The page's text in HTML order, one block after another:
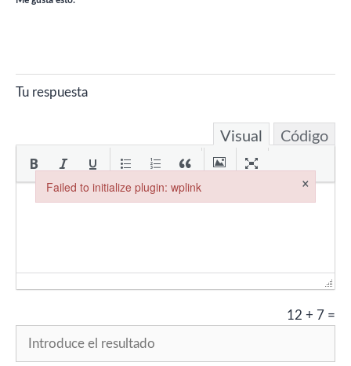
Tu respuesta
Visual Código
12 + 7 =
Failed to initialize plugin: wplink ×
Failed to initialize plugin: wplink